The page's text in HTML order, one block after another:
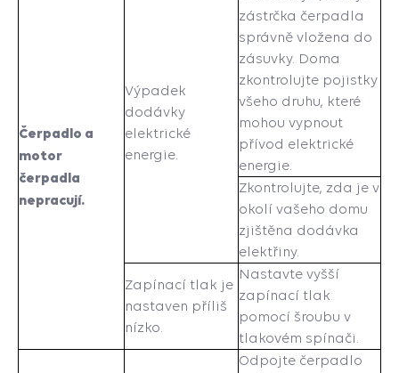
Čerpadlo a
motor
čerpadla
nepracují.
Výpadek
dodávky
elektrické
energie.
zástrčka čerpadla
správně vložena do
zásuvky. Doma
zkontrolujte pojistky
všeho druhu, které
mohou vypnout
přívod elektrické
energie.
Zkontrolujte, zda je v
okolí vašeho domu
zjištěna dodávka
elektřiny.
Zapínací tlak je
nastaven příliš
nízko.
Nastavte vyšší
zapínací tlak
pomocí šroubu v
tlakovém spínači.
Odpojte čerpadlo